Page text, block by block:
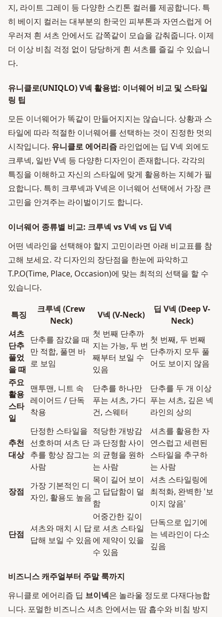
지, 라이트 그레이 등 다양한 스킨톤 컬러를 제공합니다. 특
히 베이지 컬러는 대부분의 한국인 피부톤과 자연스럽게 어
우러져 흰 셔츠 안에서도 감쪽같이 모습을 감춰줍니다. 이제
더 이상 비침 걱정 없이 당당하게 흰 셔츠를 즐길 수 있습니
다.
유니클로(UNIQLO) V넥 활용법: 이너웨어 비교 및 스타일
링 팁
모든 이너웨어가 똑같이 만들어지지는 않습니다. 상황과 스
타일에 따라 적절한 이너웨어를 선택하는 것이 진정한 멋의
시작입니다. 유니클로 에어리즘 라인업에는 딥 V넥 외에도
크루넥, 일반 V넥 등 다양한 디자인이 존재합니다. 각각의
특징을 이해하고 자신의 스타일에 맞게 활용하는 지혜가 필
요합니다. 특히 크루넥과 V넥은 이너웨어 선택에서 가장 큰
고민을 안겨주는 라이벌이기도 합니다.
이너웨어 종류별 비교: 크루넥 vs V넥 vs 딥 V넥
어떤 넥라인을 선택해야 할지 고민이라면 아래 비교표를 참
고해 보세요. 각 디자인의 장단점을 한눈에 파악하고
T.P.O(Time, Place, Occasion)에 맞는 최적의 선택을 할 수
있습니다.
특징
크루넥 (Crew
Neck)
V넥 (V-Neck)
딥 V넥 (Deep V-
Neck)
셔츠
단추
풀었
을 때
단추를 잠갔을 때
만 적합, 풀면 바
로 보임
첫 번째 단추까
지는 가능, 두 번
째부터 보일 수
있음
첫 번째, 두 번째
단추까지 모두 풀
어도 보이지 않음
주요
활용
스타
일
맨투맨, 니트 속
레이어드 / 단독
착용
단추를 하나만
푸는 셔츠, 가디
건, 스웨터
단추를 두 개 이상
푸는 셔츠, 깊은 넥
라인의 상의
추천
대상
단정한 스타일을
선호하며 셔츠 단
추를 항상 잠그는
사람
적당한 개방감
과 단정함 사이
의 균형을 원하
는 사람
셔츠를 활용한 자
연스럽고 세련된
스타일을 추구하
는 사람
장점
가장 기본적인 디
자인, 활용도 높음
목이 길어 보이
고 답답함이 덜
함
셔츠 스타일링에
최적화, 완벽한 '보
이지 않음'
단점
셔츠와 매치 시 답
답해 보일 수 있음
어중간한 깊이
로 셔츠 스타일
에 제약이 있을
수 있음
단독으로 입기에
는 넥라인이 다소
깊음
비즈니스 캐주얼부터 주말 룩까지
유니클로 에어리즘 딥 브이넥은 놀라울 정도로 다재다능합
니다. 포멀한 비즈니스 셔츠 안에서는 땀 흡수와 비침 방지